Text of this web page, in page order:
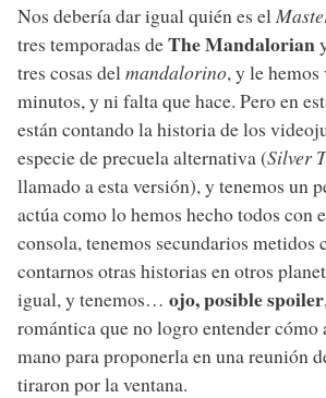
Nos debería dar igual quién es el
tres temporadas deThe Mandalorian
tres cosas del mandalorino, y le
minutos, y ni falta que hace. Pero en
están contando la historia de los
especie de precuela alternativa (Silver
llamado a esta versión), y tenemos un
actúa como lo hemos hecho todos con
consola, tenemos secundarios metidos
contarnos otras historias en otros
igual, y tenemos… ojo, posible spoiler
romántica que no logro entender cómo
mano para proponerla en una reunión
tiraron por la ventana.